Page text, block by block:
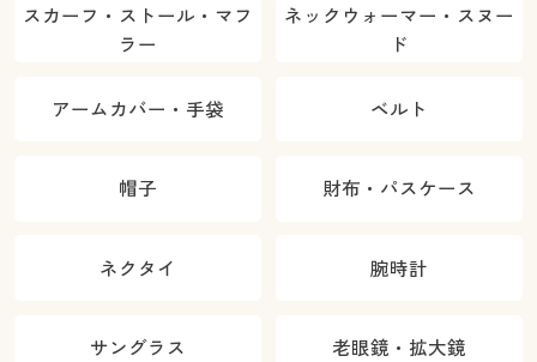
スカーフ・ストール・マフ
ラー
ネックウォーマー・スヌー
ド
アームカバー・手袋 ベルト
帽子 財布・パスケース
ネクタイ 腕時計
サングラス 老眼鏡・拡大鏡